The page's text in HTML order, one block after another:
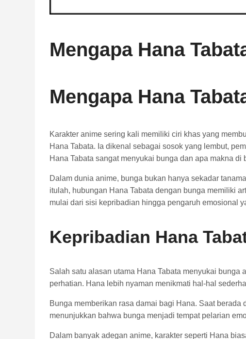
Mengapa Hana
Mengapa Hana
Karakter anime sering kali memiliki ciri khas yang
Hana Tabata. Ia dikenal sebagai sosok yang lembut,
Hana Tabata sangat menyukai bunga dan apa makna di
Dalam dunia anime, bunga bukan hanya sekadar
itulah, hubungan Hana Tabata dengan bunga memiliki
mulai dari sisi kepribadian hingga pengaruh emosional
Kepribadian Hana
Salah satu alasan utama Hana Tabata menyukai
perhatian. Hana lebih nyaman menikmati hal-hal
Bunga memberikan rasa damai bagi Hana. Saat
menunjukkan bahwa bunga menjadi tempat pelarian
Dalam banyak adegan anime, karakter seperti Hana